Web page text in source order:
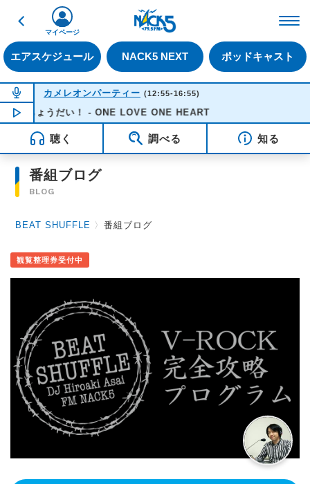
戻る
エアスケジュール NACK5 NEXT ポッドキャスト
マイページ
NOW ON AIR
カメレオンパーティー (12:55-16:55)
NOW PLAYING14:30
愛ちょうだい！ - ONE LOVE ONE HEART
聴く 調べる 知る
番組ブログ
BLOG
BEAT SHUFFLE 〉番組ブログ
観覧整理券受付中